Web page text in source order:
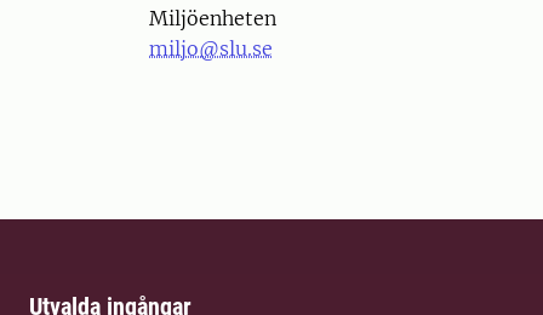
Miljöenheten
miljo@slu.se
Utvalda ingångar